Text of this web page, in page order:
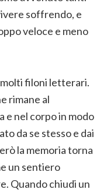
soffrendo, e
veloce e meno
molti filoni letterari.
rimane al
e nel corpo in modo
da se stesso e dai
la memoria torna
un sentiero
Quando chiudi un